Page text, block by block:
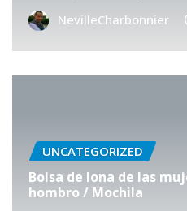
NevilleCharbonnier
UNCATEGORIZED
Bolsa de lona de las
hombro / Mochila